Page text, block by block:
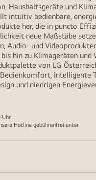
Haushaltsgeräte und
intuitiv bedienbare,
her, die in puncto
neue Maßstäbe
Audio- und
hin zu Klimageräten und
von LG
intelligente
und niedrigen
Uhr
Hotline gebührenfrei unter